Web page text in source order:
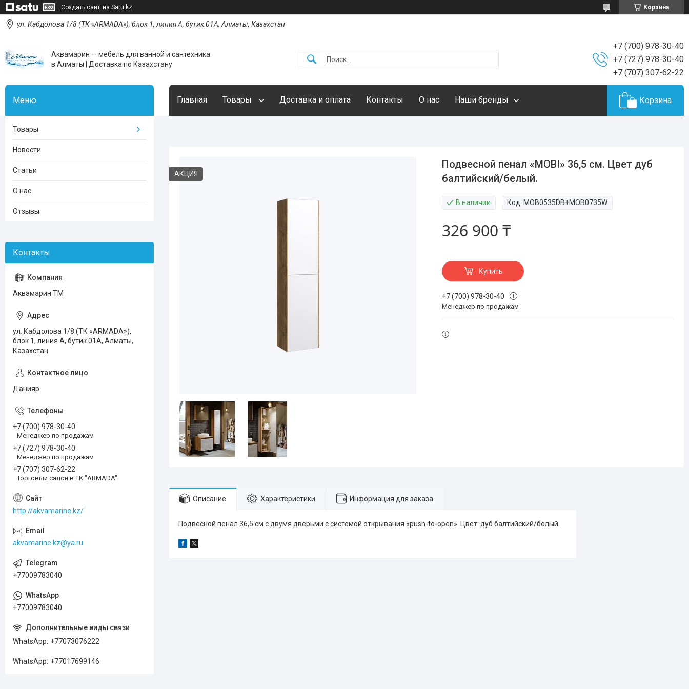
Создать сайт на Satu.kz Корзина
ул. Кабдолова 1/8 (ТК «ARMADA»), блок 1, линия А, бутик 01А, Алматы, Казахстан
Аквамарин — мебель для ванной и сантехника
в Алматы | Доставка по Казахстану
+7 (700) 978-30-40
+7 (727) 978-30-40
+7 (707) 307-62-22
Главная Товары Доставка и оплата Контакты О нас Наши бренды Корзина
АКЦИЯ
Подвесной пенал «MOBI» 36,5 см. Цвет дуб
балтийский/белый.
В наличии Код: MOB0535DB+MOB0735W
326 900 ₸
Купить
+7 (700) 978-30-40
Менеджер по продажам
Описание Характеристики Информация для заказа
Подвесной пенал 36,5 см с двумя дверьми с системой открывания «push-to-open». Цвет: дуб балтийский/белый.
Товары
Новости
Статьи
О нас
Отзывы
Аквамарин ТМ
ул. Кабдолова 1/8 (ТК «ARMADA»),
блок 1, линия А, бутик 01А, Алматы,
Казахстан
Данияр
+7 (700) 978-30-40
Менеджер по продажам
+7 (727) 978-30-40
Менеджер по продажам
+7 (707) 307-62-22
Торговый салон в ТК "ARMADA"
http://akvamarine.kz/
akvamarine.kz@ya.ru
+77009783040
+77009783040
WhatsApp +77073076222
WhatsApp +77017699146